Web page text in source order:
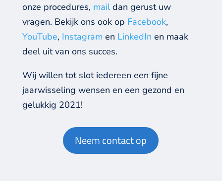
onze procedures, maildan gerust uw
vragen. Bekijk ons ook op Facebook,
YouTube, Instagram en LinkedIn en maak
deel uit van ons succes.
Wij willen tot slot iedereen een fijne
jaarwisseling wensen en een gezond en
gelukkig 2021!
Neem contact op